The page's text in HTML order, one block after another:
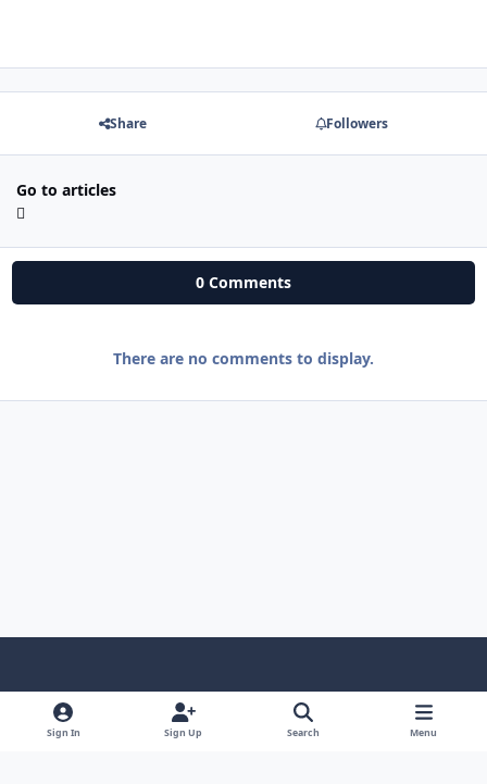
Share Followers
Go to articles
0 Comments
There are no comments to display.
Light ModeDark ModeSystem Preference
l
i
Sign In Sign Up Search Menu